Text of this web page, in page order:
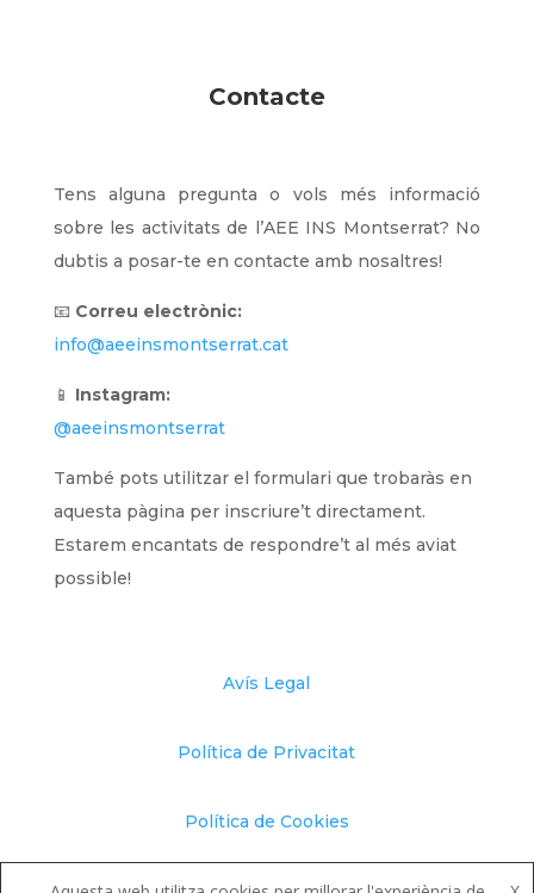
Contacte
Tens alguna pregunta o vols més informació
sobre les activitats de l’AEE INS Montserrat? No
dubtis a posar-te en contacte amb nosaltres!
📧 Correu electrònic:
info@aeeinsmontserrat.cat
📱 Instagram:
@aeeinsmontserrat
També pots utilitzar el formulari que trobaràs en
aquesta pàgina per inscriure’t directament.
Estarem encantats de respondre’t al més aviat
possible!
Avís Legal
Política de Privacitat
Política de Cookies